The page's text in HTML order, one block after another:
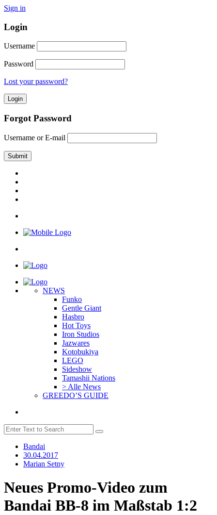
Sign in
Login
Username
Password
Lost your password?
Forgot Password
Username or E-mail
NEWS
Funko
Gentle Giant
Hasbro
Hot Toys
Iron Studios
Jazwares
Kotobukiya
LEGO
Sideshow
Tamashii Nations
> Alle News
GREEDO’S GUIDE
Bandai
30.04.2017
Marian Setny
Neues Promo-Video zum
Bandai BB-8 im Maßstab 1:2